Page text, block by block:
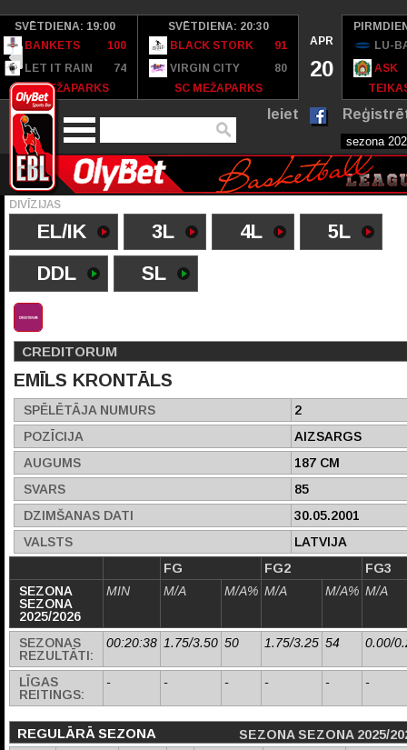
SVĒTDIENA: 19:00
BANKETS
100
LET IT RAIN
74
SC MEŽAPARKS
SVĒTDIENA: 20:30
BLACK STORK
91
VIRGIN CITY
80
SC MEŽAPARKS
APR
20
LU-
ASK
Ieiet
DIVĪZIJAS
EL/IK 3L 4L
5L
DDL
SL
CREDITORUM
EMĪLS KRONTĀLS
SPĒLĒTĀJA NUMURS
2
POZĪCIJA
AIZSARGS
AUGUMS
187 CM
SVARS
85
DZIMŠANAS DATI
30.05.2001
VALSTS
LATVIJA
FG
FG2
FG3
SEZONA
SEZONA
2025/2026
MIN M/A M/A% M/A M/A% M/A
SEZONAS
REZULTĀTI:
00:20:38 1.75/3.50 50 1.75/3.25 54 0.00/
LĪGAS
REITINGS:
- - - - - -
REGULĀRĀ SEZONA
SEZONA SEZONA 2025/